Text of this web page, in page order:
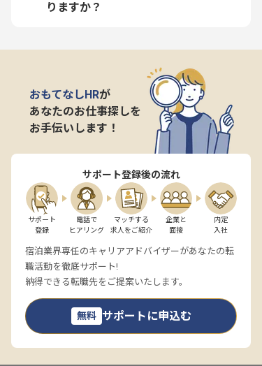
りますか？
おもてなしHRが
あなたのお仕事探しを
お手伝いします！
サポート登録後の流れ
サポート
登録
電話で
ヒアリング
マッチする
求人をご紹介
企業と
面接
内定
入社
宿泊業界専任のキャリアアドバイザーがあなたの転
職活動を徹底サポート!
納得できる転職先をご提案いたします。
無料 サポートに申込む